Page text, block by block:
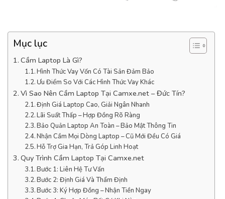
Mục lục
Cầm Laptop Là Gì?
Hình Thức Vay Vốn Có Tài Sản Đảm Bảo
Ưu Điểm So Với Các Hình Thức Vay Khác
Vì Sao Nên Cầm Laptop Tại Camxe.net – Đức Tín?
Định Giá Laptop Cao, Giải Ngân Nhanh
Lãi Suất Thấp – Hợp Đồng Rõ Ràng
Bảo Quản Laptop An Toàn – Bảo Mật Thông Tin
Nhận Cầm Mọi Dòng Laptop – Cũ Mới Đều Có Giá
Hỗ Trợ Gia Hạn, Trả Góp Linh Hoạt
Quy Trình Cầm Laptop Tại Camxe.net
Bước 1: Liên Hệ Tư Vấn
Bước 2: Định Giá Và Thẩm Định
Bước 3: Ký Hợp Đồng – Nhận Tiền Ngay